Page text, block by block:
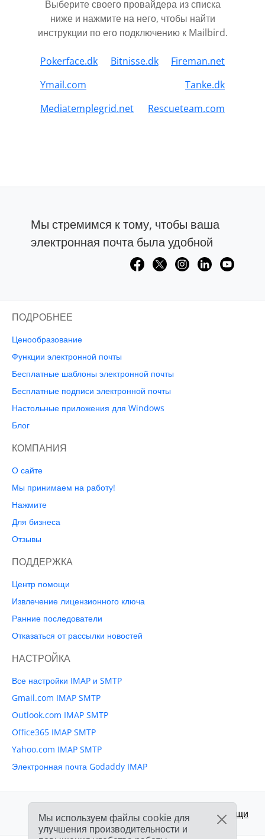
Выберите своего провайдера из списка
ниже и нажмите на него, чтобы найти
инструкции по его подключению к Mailbird.
Pokerface.dk Bitnisse.dk
Fireman.net
Ymail.com
Tanke.dk
Mediatemplegrid.net
Rescueteam.com
Мы стремимся к тому, чтобы ваша
электронная почта была удобной
ПОДРОБНЕЕ
Ценообразование
Функции электронной почты
Бесплатные шаблоны электронной почты
Бесплатные подписи электронной почты
Настольные приложения для Windows
Блог
КОМПАНИЯ
О сайте
Мы принимаем на работу!
Нажмите
Для бизнеса
Отзывы
ПОДДЕРЖКА
Центр помощи
Извлечение лицензионного ключа
Ранние последователи
Отказаться от рассылки новостей
НАСТРОЙКА
Все настройки IMAP и SMTP
Gmail.com IMAP SMTP
Outlook.com IMAP SMTP
Office365 IMAP SMTP
Yahoo.com IMAP SMTP
Электронная почта Godaddy IMAP
Поддержка:Центр помощи
Мы используем файлы cookie для
улучшения производительности и